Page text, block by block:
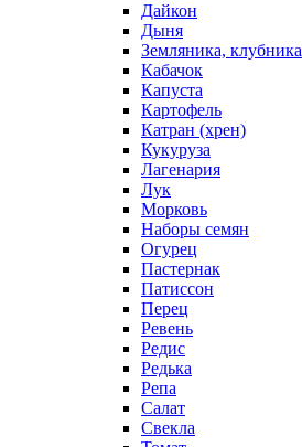
Дайкон
Дыня
Земляника, клубника
Кабачок
Капуста
Картофель
Катран (хрен)
Кукуруза
Лагенария
Лук
Морковь
Наборы семян
Огурец
Пастернак
Патиссон
Перец
Ревень
Редис
Редька
Репа
Салат
Свекла